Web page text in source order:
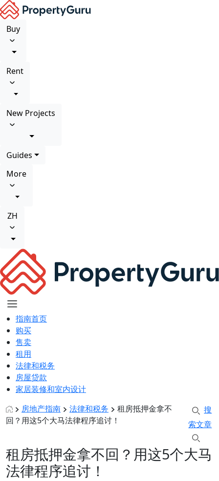
Buy
Rent
New Projects
Guides
More
ZH
指南首页
购买
售卖
租用
法律和税务
房屋贷款
家居装修和室内设计
房地产指南
法律和税务
租房抵押金拿不
回？用这5个大马法律程序追讨！
搜
索文章
租房抵押金拿不回？用这5个大马
法律程序追讨！